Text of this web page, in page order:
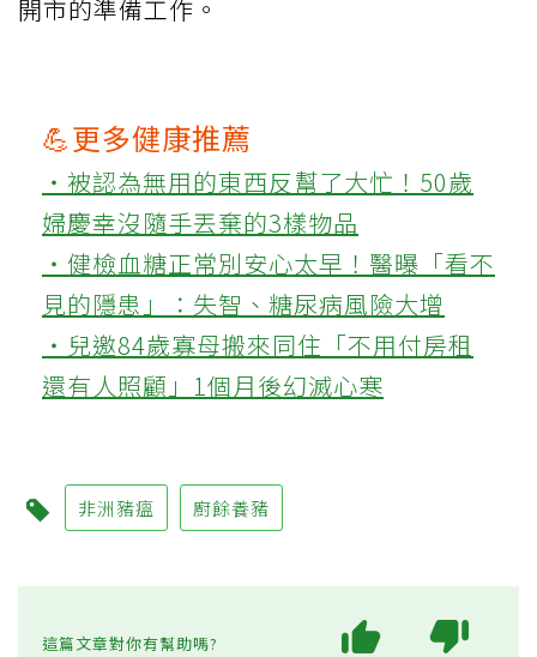
開市的準備工作。
💪更多健康推薦
‧被認為無用的東西反幫了大忙！50歲
婦慶幸沒隨手丟棄的3樣物品
‧健檢血糖正常別安心太早！醫曝「看不
見的隱患」：失智、糖尿病風險大增
‧兒邀84歲寡母搬來同住「不用付房租
還有人照顧」1個月後幻滅心寒
非洲豬瘟 廚餘養豬
這篇文章對你有幫助嗎?